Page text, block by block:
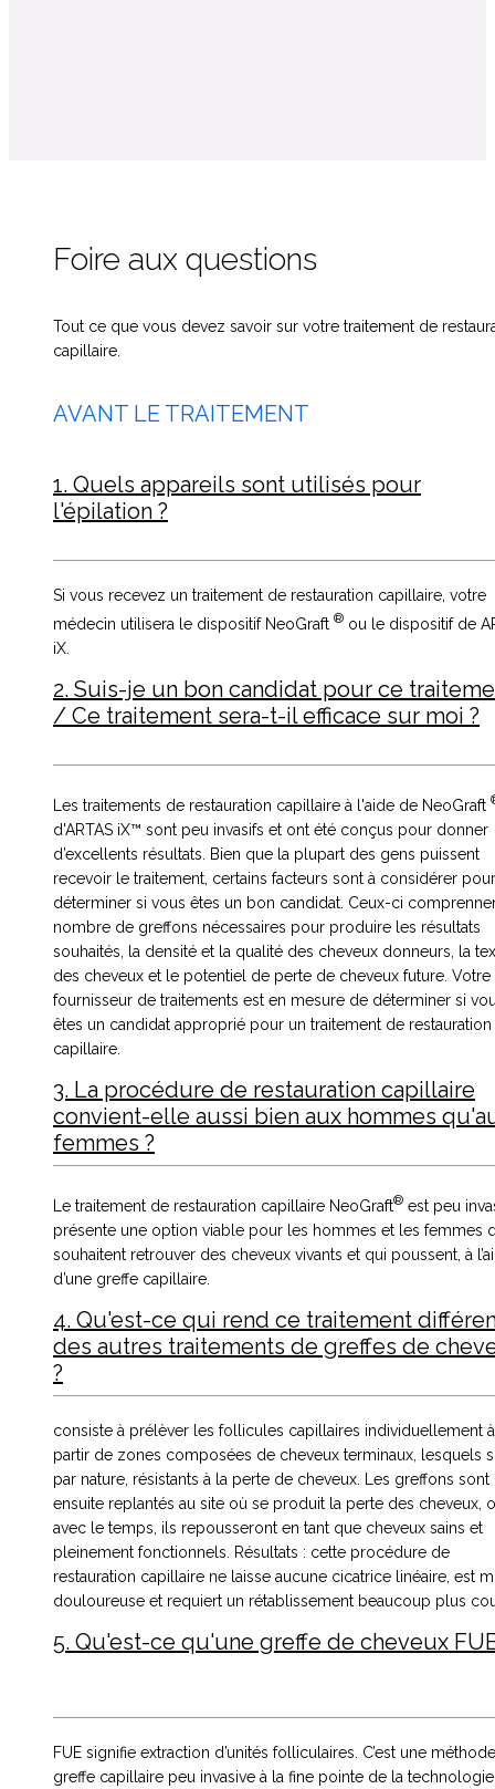
Foire aux questions
Tout ce que vous devez savoir sur votre traitement de
capillaire.
AVANT LE TRAITEMENT
1. Quels appareils sont utilisés pour
l'épilation ?
Si vous recevez un traitement de restauration capillaire, votre
médecin utilisera le dispositif NeoGraft ® ou le dispositif de
iX.
2. Suis-je un bon candidat pour ce
/ Ce traitement sera-t-il efficace sur moi ?
Les traitements de restauration capillaire à l'aide de NeoGraft
d'ARTAS iX™ sont peu invasifs et ont été conçus pour donner
d’excellents résultats. Bien que la plupart des gens puissent
recevoir le traitement, certains facteurs sont à considérer pour
déterminer si vous êtes un bon candidat. Ceux-ci
nombre de greffons nécessaires pour produire les résultats
souhaités, la densité et la qualité des cheveux donneurs, la
des cheveux et le potentiel de perte de cheveux future. Votre
fournisseur de traitements est en mesure de déterminer si
êtes un candidat approprié pour un traitement de restauration
capillaire.
3. La procédure de restauration capillaire
convient-elle aussi bien aux hommes
femmes ?
Le traitement de restauration capillaire NeoGraft® est peu
présente une option viable pour les hommes et les femmes
souhaitent retrouver des cheveux vivants et qui poussent, à
d’une greffe capillaire.
4. Qu'est-ce qui rend ce traitement
des autres traitements de greffes de
?
consiste à prélèver les follicules capillaires individuellement à
partir de zones composées de cheveux terminaux, lesquels
par nature, résistants à la perte de cheveux. Les greffons sont
ensuite replantés au site où se produit la perte des cheveux,
avec le temps, ils repousseront en tant que cheveux sains et
pleinement fonctionnels. Résultats : cette procédure de
restauration capillaire ne laisse aucune cicatrice linéaire, est
douloureuse et requiert un rétablissement beaucoup plus
5. Qu'est-ce qu'une greffe de cheveux
FUE signifie extraction d’unités folliculaires. C’est une
greffe capillaire peu invasive à la fine pointe de la